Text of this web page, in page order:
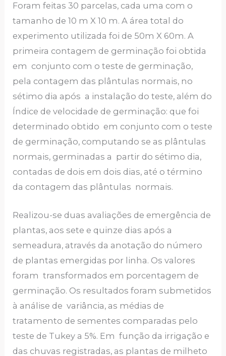
Foram feitas 30 parcelas, cada uma com o
tamanho de 10 m X 10 m. A área total do
experimento utilizada foi de 50m X 60m. A
primeira contagem de germinação foi obtida
em conjunto com o teste de germinação,
pela contagem das plântulas normais, no
sétimo dia após a instalação do teste, além do
Índice de velocidade de germinação: que foi
determinado obtido em conjunto com o teste
de germinação, computando se as plântulas
normais, germinadas a partir do sétimo dia,
contadas de dois em dois dias, até o término
da contagem das plântulas normais.
Realizou-se duas avaliações de emergência de
plantas, aos sete e quinze dias após a
semeadura, através da anotação do número
de plantas emergidas por linha. Os valores
foram transformados em porcentagem de
germinação. Os resultados foram submetidos
à análise de variância, as médias de
tratamento de sementes comparadas pelo
teste de Tukey a 5%. Em função da irrigação e
das chuvas registradas, as plantas de milheto